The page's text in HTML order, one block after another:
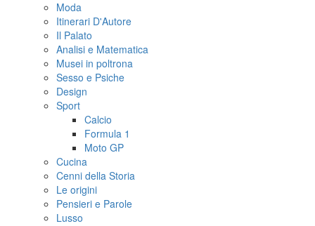
Moda
Itinerari D'Autore
Il Palato
Analisi e Matematica
Musei in poltrona
Sesso e Psiche
Design
Sport
Calcio
Formula 1
Moto GP
Cucina
Cenni della Storia
Le origini
Pensieri e Parole
Lusso